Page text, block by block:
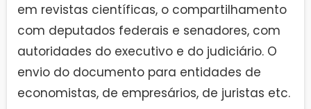
em revistas científicas, o compartilhamento
com deputados federais e senadores, com
autoridades do executivo e do judiciário. O
envio do documento para entidades de
economistas, de empresários, de juristas etc.